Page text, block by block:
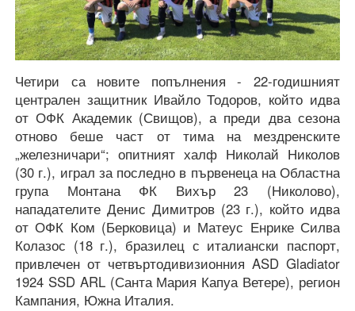
Четири са новите попълнения - 22-годишният
централен защитник Ивайло Тодоров, който идва
от ОФК Академик (Свищов), а преди два сезона
отново беше част от тима на мездренските
„железничари“; опитният халф Николай Николов
(30 г.), играл за последно в първенеца на Областна
група Монтана ФК Вихър 23 (Николово),
нападателите Денис Димитров (23 г.), който идва
от ОФК Ком (Берковица) и Матеус Енрике Силва
Колазос (18 г.), бразилец с италиански паспорт,
привлечен от четвъртодивизионния ASD Gladiator
1924 SSD ARL (Санта Мария Капуа Ветере), регион
Кампания, Южна Италия.